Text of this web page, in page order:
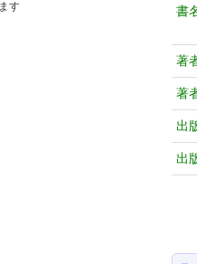
す
書
著
著
出
出